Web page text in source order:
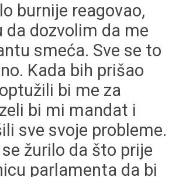
burnije reagovao,
da dozvolim da me
smeća. Sve se to
Kada bih prišao
bi me za
bi mi mandat i
sve svoje probleme.
žurilo da što prije
parlamenta da bi